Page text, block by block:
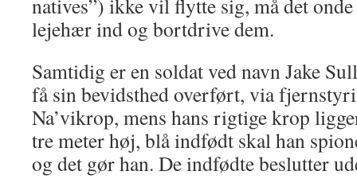
natives”) ikke vil flytte sig, må det
lejehær ind og bortdrive dem.
Samtidig er en soldat ved navn Jake
få sin bevidsthed overført, via
Na’vikrop, mens hans rigtige krop
tre meter høj, blå indfødt skal han
og det gør han. De indfødte beslutter